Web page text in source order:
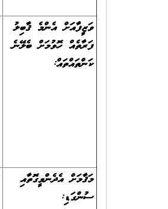
ވަޒީފާއަށް އެންމެ ޤާބިލު
ފަރާތެއް ހޮވުމަށް ބެލޭނެ
ކަންތައްތައް:
މަޤާމަށް އެދެންވީގޮތާއި
ސުންގަޑި: